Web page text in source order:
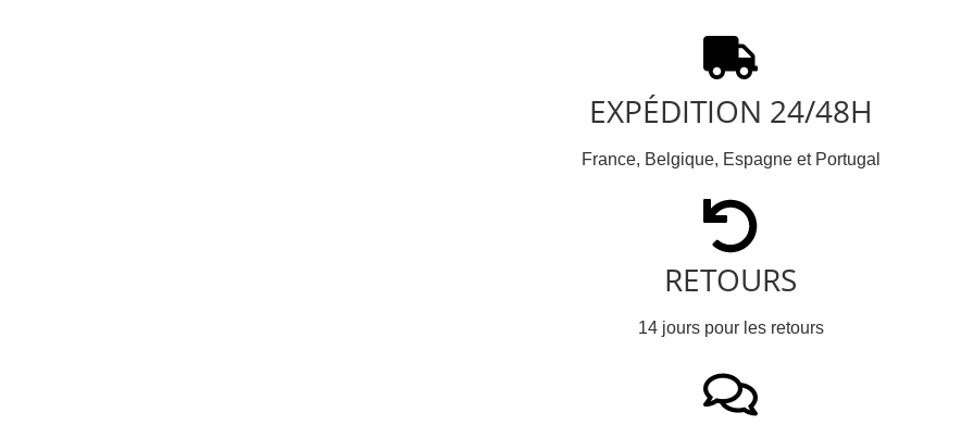
EXPÉDITION 24/48H
France, Belgique, Espagne et Portugal
RETOURS
14 jours pour les retours